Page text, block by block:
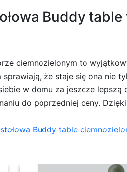
Buddy
ciemnozielonym to
sprawiają, że staje się ona
w domu za jeszcze
do poprzedniej ceny.
Buddy table